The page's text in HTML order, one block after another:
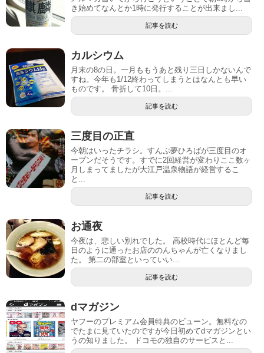
き始めてなんとか1時に発行することが出来まし...
記事を読む
カルシウム
月末の8の日。一月ももうあと残り三日しかないんで
すね。今年も1/12終わってしまうとはなんとも早い
ものです。 骨折して10日。...
記事を読む
三度目の正直
今朝はいったチラシ。すんぷ夢ひろばが三度目のオ
ープンだそうです。すでに2回経営が変わりここ数ヶ
月しまってましたが大江戸温泉物語が経営するこ
と...
記事を読む
お通夜
今夜は、悲しい別れでした。 高校時代にほとんど毎
日のように通ったお店ののんちゃんが亡くなりまし
た。 第二の部室といっていい...
記事を読む
dマガジン
ヤフーのプレミアム会員特典のビューン。無料なの
でたまに見ていたのですが今日初めてdマガジンとい
うの知りました。 ドコモの独自のサービスと...